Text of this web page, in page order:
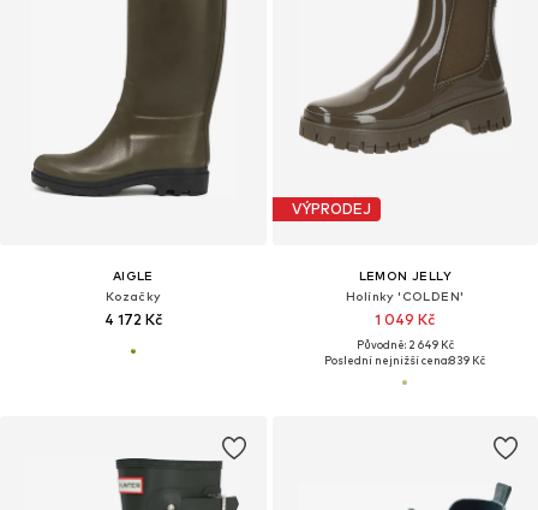
AIGLE
Kozačky
4 172 Kč
VÝPRODEJ
LEMON JELLY
Holínky 'COLDEN'
1 049 Kč
Původně: 2 649 Kč
Poslední nejnižší cena:839 Kč